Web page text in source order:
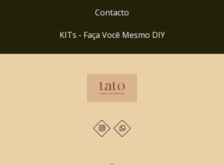
Contacto
KITs - Faça Você Mesmo DIY